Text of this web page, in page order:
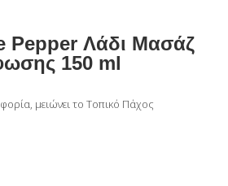
Pepper Λάδι Μασάζ
150 ml
μειώνει το Τοπικό Πάχος